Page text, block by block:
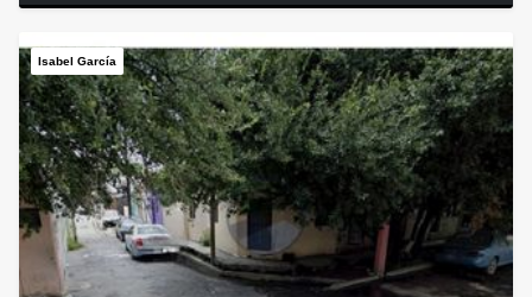
Isabel García